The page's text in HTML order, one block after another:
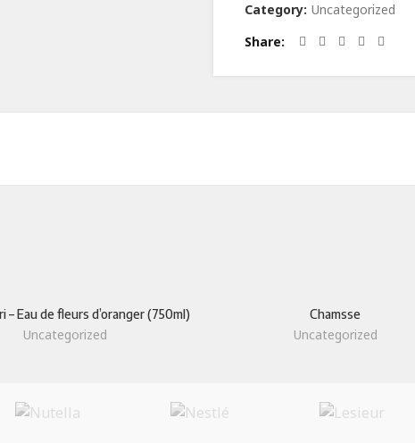
Category: Uncategorized
Share
– Eau de fleurs d’oranger (750ml)
Uncategorized
Chamsse
Uncategorized
secs
Qui sommes-nous
Certifications